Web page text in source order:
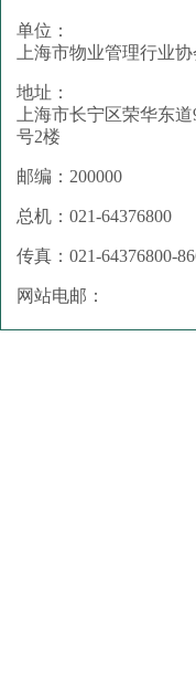
单位：
上海市物业管理行业协
地址：
上海市长宁区荣华东道
号2楼
邮编：200000
总机：021-64376800
传真：021-64376800-
网站电邮：